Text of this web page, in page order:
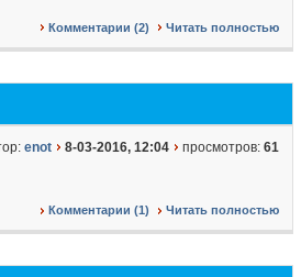
Комментарии (2) Читать полностью
enot 8-03-2016, 12:04 просмотров: 61
Комментарии (1) Читать полностью